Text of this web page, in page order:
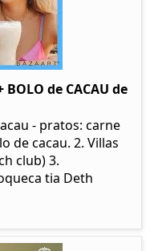
de CACAU de
- pratos: carne
de cacau. 2. Villas
club) 3.
tia Deth